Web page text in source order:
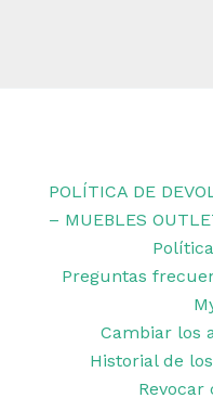
POLÍTICA DE
– MUEBLES
Preguntas
Cambiar los
Historial de
Revocar